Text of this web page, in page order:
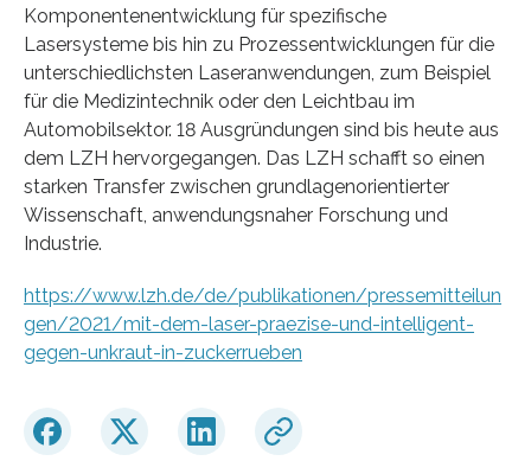
Komponentenentwicklung für spezifische
Lasersysteme bis hin zu Prozessentwicklungen für die
unterschiedlichsten Laseranwendungen, zum Beispiel
für die Medizintechnik oder den Leichtbau im
Automobilsektor. 18 Ausgründungen sind bis heute aus
dem LZH hervorgegangen. Das LZH schafft so einen
starken Transfer zwischen grundlagenorientierter
Wissenschaft, anwendungsnaher Forschung und
Industrie.
https://www.lzh.de/de/publikationen/pressemitteilun
gen/2021/mit-dem-laser-praezise-und-intelligent-
gegen-unkraut-in-zuckerrueben